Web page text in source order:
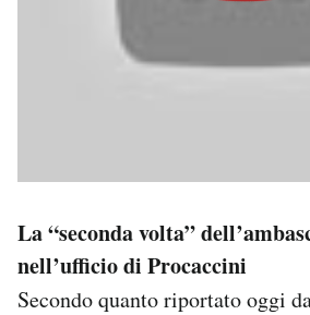
La “seconda volta”
nell’ufficio di Procaccini
Secondo quanto riportato oggi